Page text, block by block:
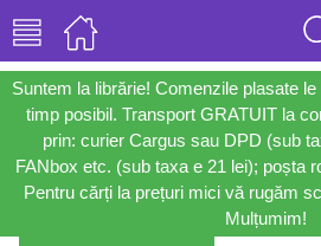
Suntem la librărie! Comenzile plasate
timp posibil. Transport GRATUIT la
prin: curier Cargus sau DPD (sub
FANbox etc. (sub taxa e 21 lei); poșta
Pentru cărți la prețuri mici vă rugăm
Mulțumim!